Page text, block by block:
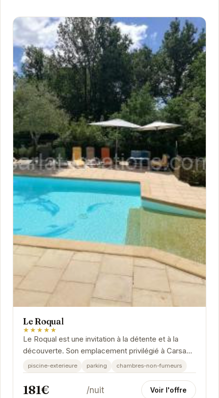
Le Roqual
★★★★★
Le Roqual est une invitation à la détente et à la
découverte. Son emplacement privilégié à Carsac-
Aillac offre un accès facile aux sites...
piscine-exterieure parking chambres-non-fumeurs
181€ /nuit Voir l'offre